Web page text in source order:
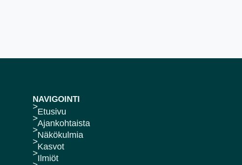
NAVIGOINTI
Etusivu
Ajankohtaista
Näkökulmia
Kasvot
Ilmiöt